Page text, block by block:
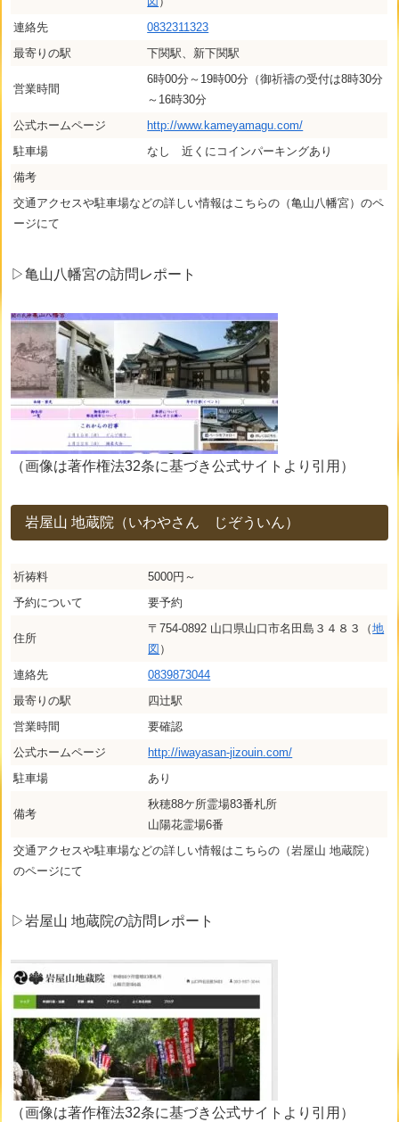
連絡先
0832311323
最寄りの駅
下関駅、新下関駅
営業時間
6時00分～19時00分（御祈禱の受付は8時30分
～16時30分
公式ホームページ
http://www.kameyamagu.com/
駐車場
なし 近くにコインパーキングあり
備考
交通アクセスや駐車場などの詳しい情報はこちらの（亀山八幡宮）のペ
ージにて
▷亀山八幡宮の訪問レポート
（画像は著作権法32条に基づき公式サイトより引用）
岩屋山 地蔵院（いわやさん じぞういん）
祈祷料
5000円～
予約について
要予約
住所
〒754-0892 山口県山口市名田島３４８３（地
図 ）
連絡先
0839873044
最寄りの駅
四辻駅
営業時間
要確認
公式ホームページ
http://iwayasan-jizouin.com/
駐車場
あり
備考
秋穂88ケ所霊場83番札所
山陽花霊場6番
交通アクセスや駐車場などの詳しい情報はこちらの（岩屋山 地蔵院）
のページにて
▷岩屋山 地蔵院の訪問レポート
（画像は著作権法32条に基づき公式サイトより引用）